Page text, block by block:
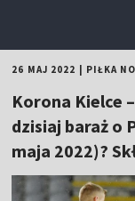
26 MAJ 2022 PIŁKA
Korona Kielce
dzisiaj baraż o
maja 2022)?